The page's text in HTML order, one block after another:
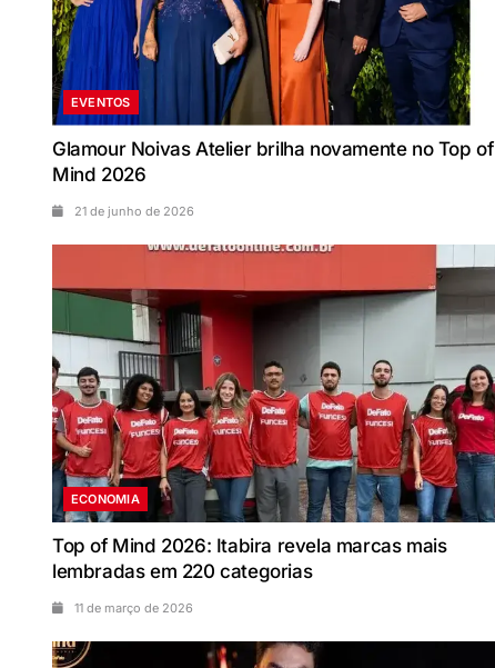
EVENTOS
Glamour Noivas Atelier brilha novamente no Top of
Mind 2026
21 de junho de 2026
ECONOMIA
Top of Mind 2026: Itabira revela marcas mais
lembradas em 220 categorias
11 de março de 2026